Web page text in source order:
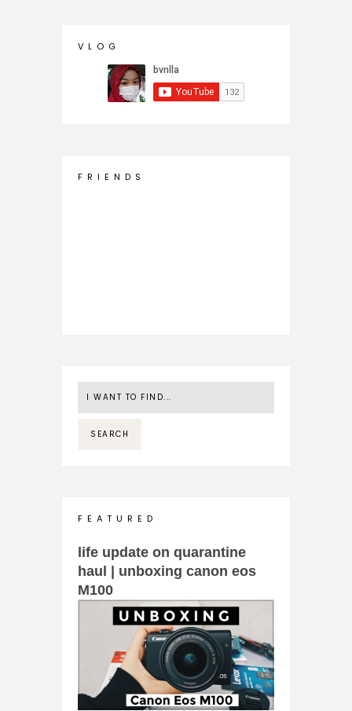
V L O G
F R I E N D S
F E A T U R E D
life update on quarantine
haul | unboxing canon eos
M100